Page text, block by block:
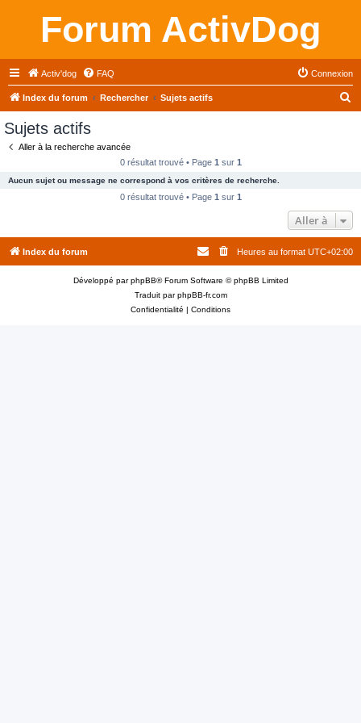
Forum ActivDog
Activ'dog FAQ Connexion
Index du forum Rechercher Sujets actifs
c
e
Sujets actifs
Aller à la recherche avancée
0 résultat trouvé • Page 1 sur 1
Aucun sujet ou message ne correspond à vos critères de recherche.
0 résultat trouvé • Page 1 sur 1
Aller à
Index du forum Heures au format UTC+02:00
Développé parphpBB® Forum Software © phpBB Limited
Traduit parphpBB-fr.com
Confidentialité | Conditions